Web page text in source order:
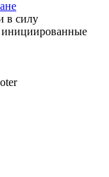
в силу
инициированные